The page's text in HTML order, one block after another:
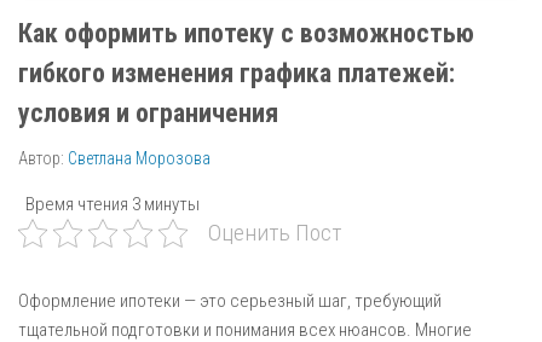
Как оформить ипотеку с возможностью
гибкого изменения графика платежей:
условия и ограничения
Автор: Светлана Морозова
Время чтения 3 минуты
Оценить Пост
Оформление ипотеки — это серьезный шаг, требующий
тщательной подготовки и понимания всех нюансов. Многие